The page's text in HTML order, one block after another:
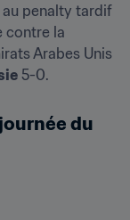
penalty tardif
Arabes Unis
5-0.
du